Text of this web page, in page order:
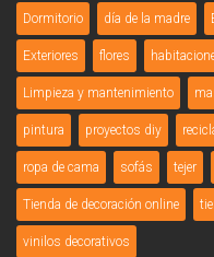
Dormitorio día de la madre
Exteriores flores
Limpieza y mantenimiento
pintura proyectos diy
ropa de cama sofás tejer
Tienda de decoración online
vinilos decorativos